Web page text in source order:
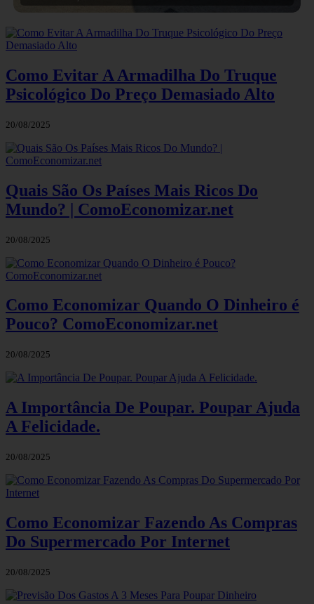
Como Evitar A Armadilha Do Truque
Psicológico Do Preço Demasiado Alto
20/08/2025
Quais São Os Países Mais Ricos Do
Mundo? | ComoEconomizar.net
20/08/2025
Como Economizar Quando O Dinheiro é
Pouco? ComoEconomizar.net
20/08/2025
A Importância De Poupar. Poupar Ajuda
A Felicidade.
20/08/2025
Como Economizar Fazendo As Compras
Do Supermercado Por Internet
20/08/2025